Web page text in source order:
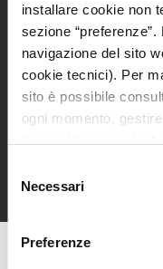
installare cookie non
sezione
navigazione del sito
cookie tecnici). Per
sito è possibile
ogni momento,
delNecessari
Preferenze
Leggi informativa privacy
Letta e compresa
© 2018 Consorzio
agenciaseomarketingonline.es